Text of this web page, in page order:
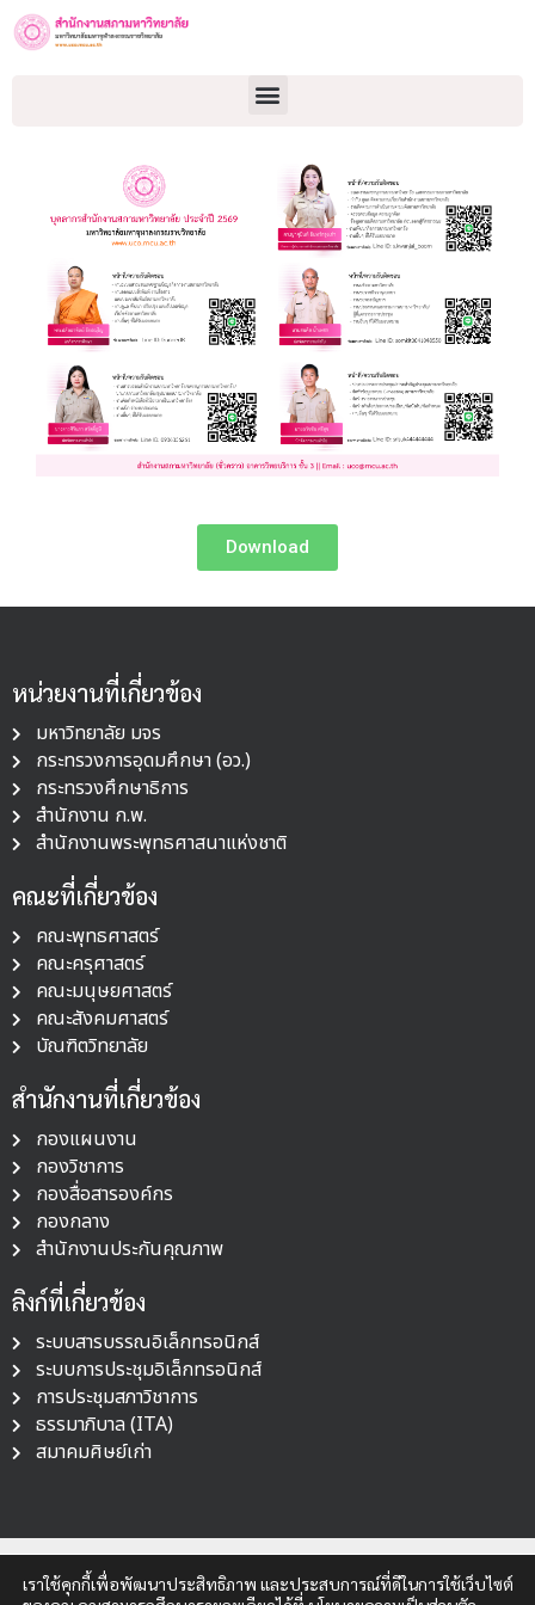
Download
หน่วยงานที่เกี่ยวข้อง
มหาวิทยาลัย มจร
กระทรวงการอุดมศึกษา (อว.)
กระทรวงศึกษาธิการ
สำนักงาน ก.พ.
สำนักงานพระพุทธศาสนาแห่งชาติ
คณะที่เกี่ยวข้อง
คณะพุทธศาสตร์
คณะครุศาสตร์
คณะมนุษยศาสตร์
คณะสังคมศาสตร์
บัณฑิตวิทยาลัย
สำนักงานที่เกี่ยวข้อง
กองแผนงาน
กองวิชาการ
กองสื่อสารองค์กร
กองกลาง
สำนักงานประกันคุณภาพ
ลิงก์ที่เกี่ยวข้อง
ระบบสารบรรณอิเล็กทรอนิกส์
ระบบการประชุมอิเล็กทรอนิกส์
การประชุมสภาวิชาการ
ธรรมาภิบาล (ITA)
สมาคมศิษย์เก่า
Copyright © 2023 สำนักงานสภามหาวิทยาลัย | มหาวิทยาลัยมหาจุฬา
เราใช้คุกกี้เพื่อพัฒนาประสิทธิภาพ และประสบการณ์ที่ดีในการใช้เว็บไซต์